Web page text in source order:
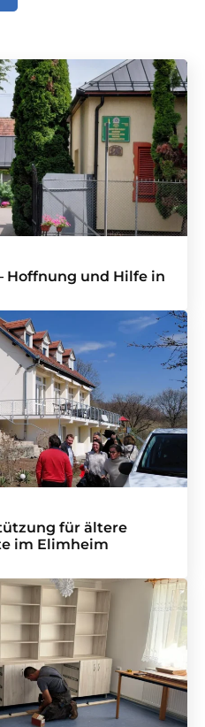
Hoffnung und Hilfe in
für ältere
im Elimheim